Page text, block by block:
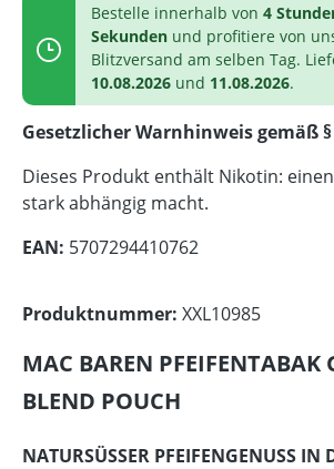
Bestelle innerhalb von 4
Sekunden und profitiere von
Blitzversand am selben Tag.
10.08.2026 und 11.08.2026.
Gesetzlicher Warnhinweis gemäß §
Dieses Produkt enthält Nikotin:
stark abhängig macht.
EAN: 5707294410762
Produktnummer: XXL10985
MAC BAREN PFEIFENTABAK
BLEND POUCH
NATURSÜSSER PFEIFENGENUSS IN